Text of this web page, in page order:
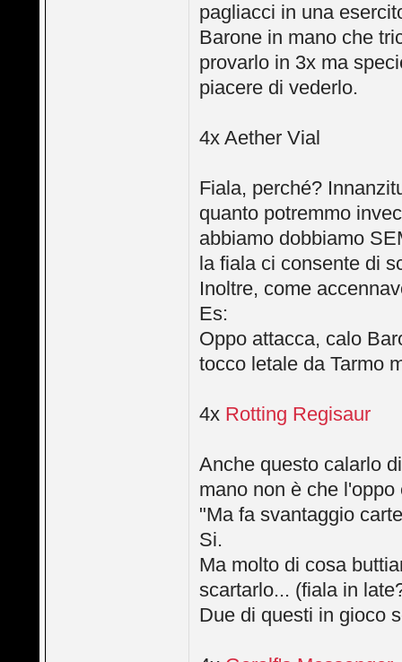
pagliacci in una
Barone in mano che
provarlo in 3x ma
piacere di vederlo.
4x Aether Vial
Fiala, perché?
quanto potremmo
abbiamo dobbiamo
la fiala ci consente di
Inoltre, come
Es:
Oppo attacca, calo
tocco letale da Tarmo
4x Rotting Regisaur
Anche questo calarlo
mano non è che
"Ma fa svantaggio
Si.
Ma molto di cosa
scartarlo... (fiala in
Due di questi in gioco